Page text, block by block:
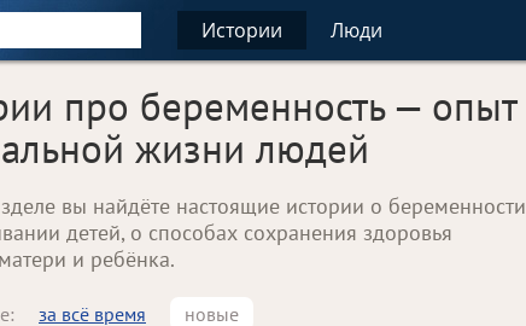
Истории Люди
про беременность — опыт
жизни людей
вы найдёте настоящие истории о беременности
детей, о способах сохранения здоровья
и ребёнка.
за всё время новые